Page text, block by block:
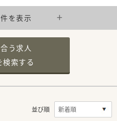
を表示
う求人
検索する
並び順